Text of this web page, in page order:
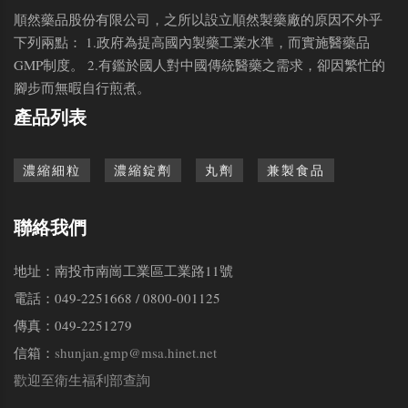
順然藥品股份有限公司，之所以設立順然製藥廠的原因不外乎
下列兩點： 1.政府為提高國內製藥工業水準，而實施醫藥品
GMP制度。 2.有鑑於國人對中國傳統醫藥之需求，卻因繁忙的
腳步而無暇自行煎煮。
產品列表
濃縮細粒 濃縮錠劑 丸劑 兼製食品
聯絡我們
地址：南投市南崗工業區工業路11號
電話：049-2251668 / 0800-001125
傳真：049-2251279
信箱： shunjan.gmp@msa.hinet.net
歡迎至衛生福利部查詢